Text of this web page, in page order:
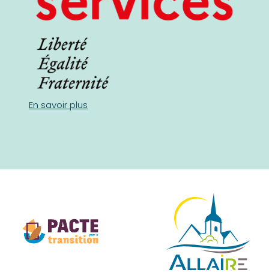
En savoir plus